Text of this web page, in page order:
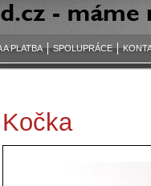
Kočka
A PLATBA SPOLUPRÁCE